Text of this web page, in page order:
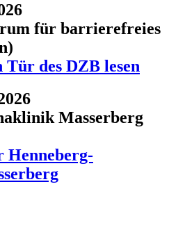
für barrierefreies
Tür des DZB lesen
Masserberg
Henneberg-